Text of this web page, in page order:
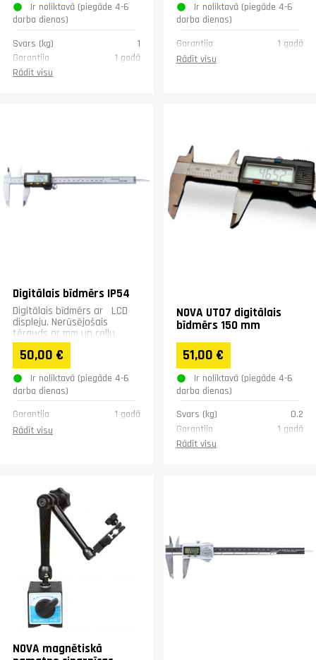
Ir noliktavā (piegāde 4-6
darba dienas)
Svars (kg)
1
Garantija
1 gadā
Rādīt visu
Ir noliktavā (piegāde 4-6
darba dienas)
Garantija
1 gadā
Rādīt visu
Digitālais bīdmērs IP54
Digitālais bīdmērs ar LCD
displeju. Nerūsējošais
tērauds ar mm un collu
skalu. Aizsardzības klase
IP54 .
50,00 €
Ir noliktavā (piegāde 4-6
darba dienas)
Garantija
1 gadā
Rādīt visu
NOVA UT07 digitālais
bīdmērs 150 mm
51,00 €
Ir noliktavā (piegāde 4-6
darba dienas)
Svars (kg)
0.2
Garantija
1 gadā
Rādīt visu
NOVA magnētiskā